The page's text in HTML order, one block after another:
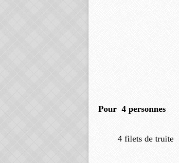
Pour 4 personnes
4 filets de truite